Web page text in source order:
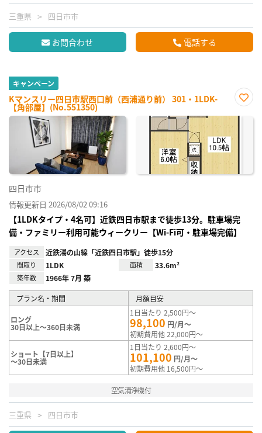
三重県 四日市市
お問合わせ 電話する
キャンペーン
Kマンスリー四日市駅西口前（西浦通り前） 301・1LDK-
【角部屋】(No.551350)
に入
四日市市
情報更新日 2026/08/02 09:16
【1LDKタイプ・4名可】近鉄四日市駅まで徒歩13分。駐車場完
備・ファミリー利用可能ウィークリー【Wi-Fi可・駐車場完備】
アクセス 近鉄湯の山線「近鉄四日市駅」徒歩15分
間取り 1LDK 面積 33.6m²
築年数 1966年 7月 築
プラン名・期間 月額目安
ロング
30日以上～360日未満
1日当たり 2,500円～
98,100 円/月～
初期費用他 22,000円～
ショート【7日以上】
～30日未満
1日当たり 2,600円～
101,100 円/月～
初期費用他 16,500円～
空気清浄機付
三重県 四日市市